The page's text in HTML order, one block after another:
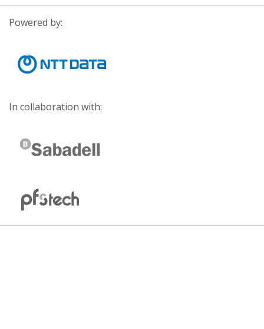
Powered by:
In collaboration with: